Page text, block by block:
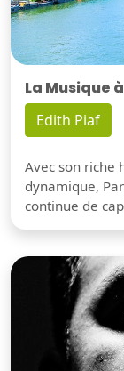
La Musique
Edith Piaf
Avec son riche
dynamique,
continue de